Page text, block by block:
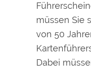
müssen Sie
von 50
Dabei